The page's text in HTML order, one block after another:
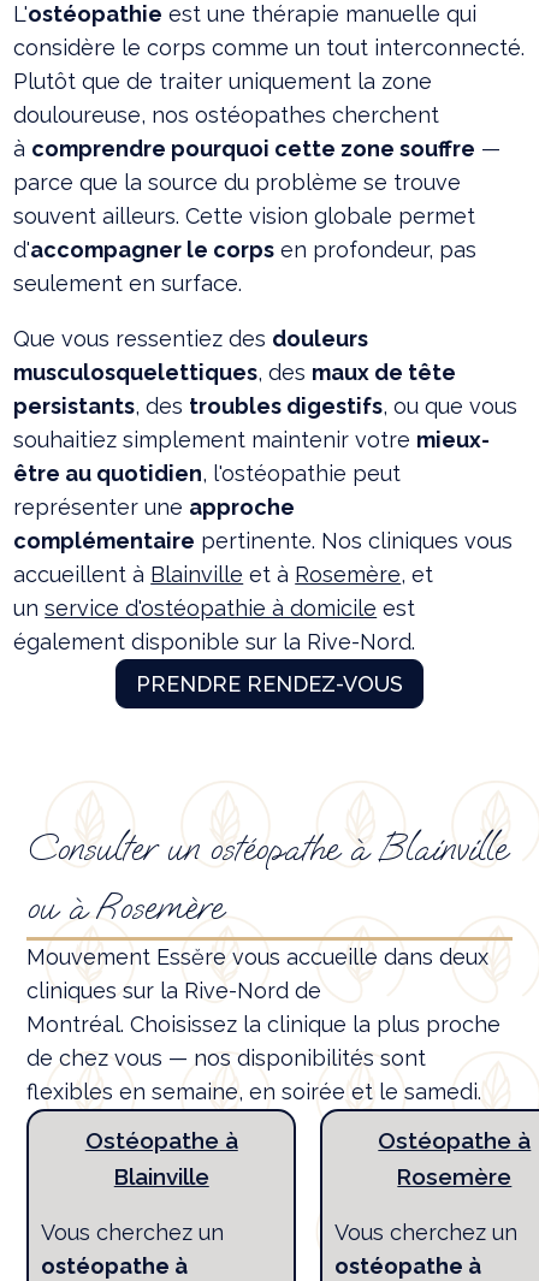
L'ostéopathie est une thérapie manuelle qui
considère le corps comme un tout interconnecté.
Plutôt que de traiter uniquement la zone
douloureuse, nos ostéopathes cherchent
à comprendre pourquoi cette zone souffre —
parce que la source du problème se trouve
souvent ailleurs. Cette vision globale permet
d'accompagner le corps en profondeur, pas
seulement en surface.
Que vous ressentiez des douleurs
musculosquelettiques, des maux de tête
persistants, des troubles digestifs, ou que vous
souhaitiez simplement maintenir votre mieux-
être au quotidien, l'ostéopathie peut
représenter une approche
complémentaire pertinente. Nos cliniques vous
accueillent à Blainville et à Rosemère, et
unservice d'ostéopathie à domicile est
également disponible sur la Rive-Nord.
PRENDRE RENDEZ-VOUS
Consulter un ostéopathe à Blainville
ou à Rosemère
Mouvement Essĕre vous accueille dans deux
cliniques sur la Rive-Nord de
Montréal. Choisissez la clinique la plus proche
de chez vous — nos disponibilités sont
flexibles en semaine, en soirée et le samedi.
Ostéopathe à
Blainville
Vous cherchez un
ostéopathe à
Ostéopathe à
Rosemère
Vous cherchez un
ostéopathe à